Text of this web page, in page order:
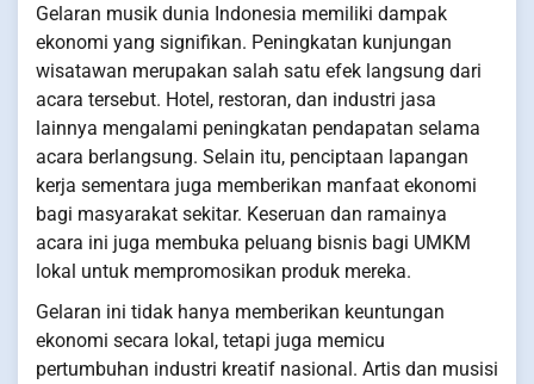
Gelaran musik dunia Indonesia memiliki dampak
ekonomi yang signifikan. Peningkatan kunjungan
wisatawan merupakan salah satu efek langsung dari
acara tersebut. Hotel, restoran, dan industri jasa
lainnya mengalami peningkatan pendapatan selama
acara berlangsung. Selain itu, penciptaan lapangan
kerja sementara juga memberikan manfaat ekonomi
bagi masyarakat sekitar. Keseruan dan ramainya
acara ini juga membuka peluang bisnis bagi UMKM
lokal untuk mempromosikan produk mereka.
Gelaran ini tidak hanya memberikan keuntungan
ekonomi secara lokal, tetapi juga memicu
pertumbuhan industri kreatif nasional. Artis dan musisi